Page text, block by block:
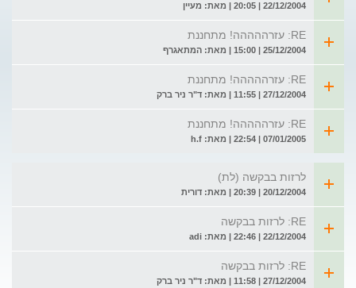
22/12/2004 | 20:05 | מאת: מעיין
RE: עזרההההה! מתחננת
25/12/2004 | 15:00 | מאת: המתאגרף
RE: עזרההההה! מתחננת
27/12/2004 | 11:55 | מאת: ד"ר ניר ברק
RE: עזרההההה! מתחננת
07/01/2005 | 22:54 | מאת: h.f
לרזות בבקשה (לת)
20/12/2004 | 20:39 | מאת: דורית
RE: לרזות בבקשה
22/12/2004 | 22:46 | מאת: adi
RE: לרזות בבקשה
27/12/2004 | 11:58 | מאת: ד"ר ניר ברק